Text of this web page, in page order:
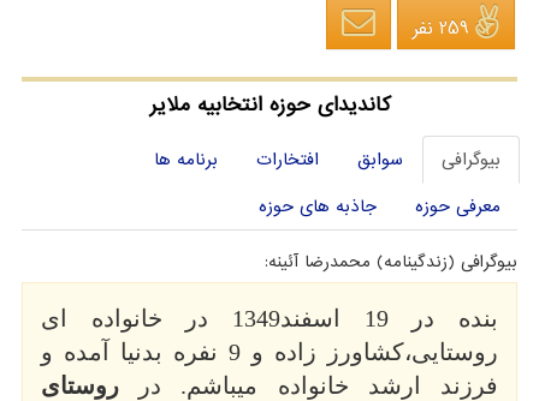
259 نفر
کاندیدای حوزه انتخابیه ملایر
بیوگرافی سوابق افتخارات
برنامه ها
معرفی حوزه
جاذبه های حوزه
بیوگرافی (زندگینامه) محمدرضا آئینه:
بنده در 19 اسفند1349 در خانواده ای
روستایی،کشاورز زاده و 9 نفره بدنیا آمده و
فرزند ارشد خانواده میباشم. در
روستای